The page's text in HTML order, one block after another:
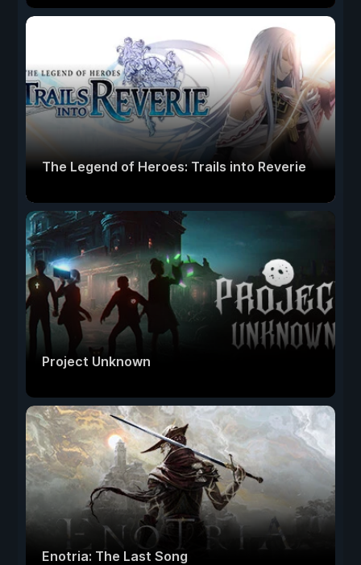
The Legend of Heroes: Trails into Reverie
Project Unknown
Enotria: The Last Song